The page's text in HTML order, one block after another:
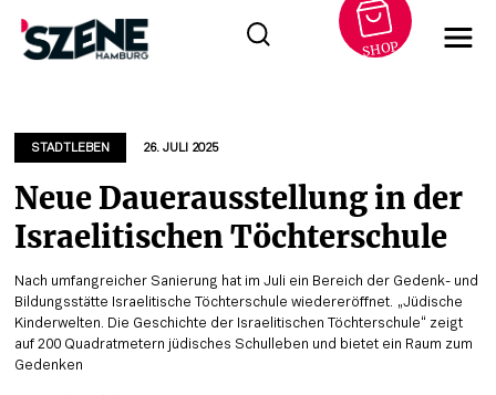
springen
SHOP
STADTLEBEN 26. JULI 2025
Neue Dauerausstellung in der
Israelitischen Töchterschule
Nach umfangreicher Sanierung hat im Juli ein Bereich der Gedenk- und
Bildungsstätte Israelitische Töchterschule wiedereröffnet. „Jüdische
Kinderwelten. Die Geschichte der Israelitischen Töchterschule“ zeigt
auf 200 Quadratmetern jüdisches Schulleben und bietet ein Raum zum
Gedenken